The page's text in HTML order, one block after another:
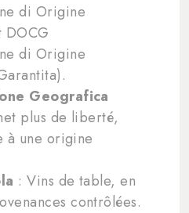
di Origine
DOCG
di Origine
Geografica
plus de liberté,
à une origine
: Vins de table, en
contrôlées.